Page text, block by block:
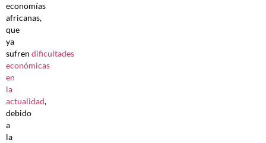
economías
africanas,
que
ya
sufren dificultades
económicas
en
la
actualidad,
debido
a
la